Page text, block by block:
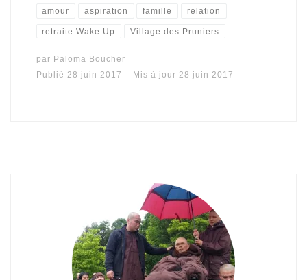
amour aspiration famille relation
retraite Wake Up Village des Pruniers
par Paloma Boucher
Publié 28 juin 2017 Mis à jour 28 juin 2017